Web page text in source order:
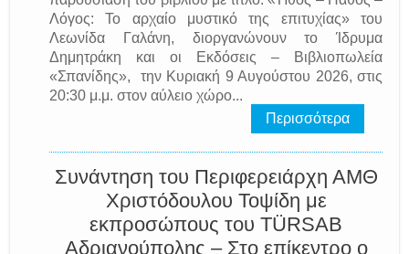
Λόγος: Το αρχαίο μυστικό της επιτυχίας» του
Λεωνίδα Γαλάνη, διοργανώνουν το Ίδρυμα
Δημητράκη και οι Εκδόσεις – Βιβλιοπωλεία
«Σπανίδης», την Κυριακή 9 Αυγούστου 2026, στις
20:30 μ.μ. στον αύλειο χώρο...
Περισσότερα
Συνάντηση του Περιφερειάρχη ΑΜΘ
Χριστόδουλου Τοψίδη με
εκπροσώπους του TÜRSAB
Αδριανούπολης – Στο επίκεντρο ο